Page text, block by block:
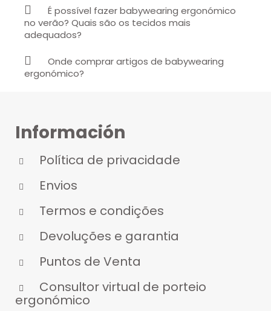
É possível fazer babywearing ergonómico
no verão? Quais são os tecidos mais
adequados?
Onde comprar artigos de babywearing
ergonómico?
Información
Política de privacidade
Envios
Termos e condições
Devoluções e garantia
Puntos de Venta
Consultor virtual de porteio
ergonómico